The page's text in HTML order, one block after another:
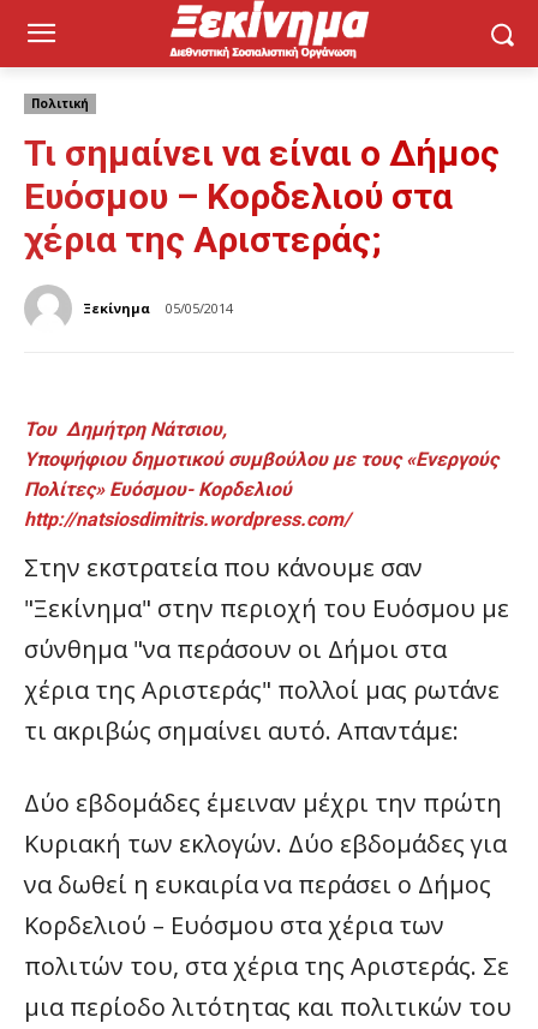
Πολιτική
Τι σημαίνει να είναι ο Δήμος
Ευόσμου – Κορδελιού στα
χέρια της Αριστεράς;
Ξεκίνημα 05/05/2014
Του Δημήτρη Νάτσιου,
Υποψήφιου δημοτικού συμβούλου με τους «Ενεργούς
Πολίτες» Ευόσμου- Κορδελιού
http://natsiosdimitris.wordpress.com/
Στην εκστρατεία που κάνουμε σαν
"Ξεκίνημα" στην περιοχή του Ευόσμου με
σύνθημα "να περάσουν οι Δήμοι στα
χέρια της Αριστεράς" πολλοί μας ρωτάνε
τι ακριβώς σημαίνει αυτό. Απαντάμε:
Δύο εβδομάδες έμειναν μέχρι την πρώτη
Κυριακή των εκλογών. Δύο εβδομάδες για
να δωθεί η ευκαιρία να περάσει ο Δήμος
Κορδελιού – Ευόσμου στα χέρια των
πολιτών του, στα χέρια της Αριστεράς. Σε
μια περίοδο λιτότητας και πολιτικών του